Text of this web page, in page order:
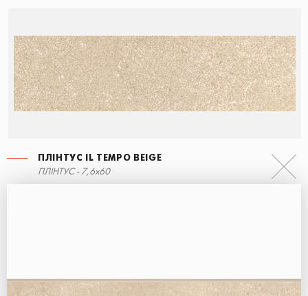
ПЛІНТУС IL TEMPO BEIGE
ПЛІНТУС - 7,6x60
СХОДИНКА КУТОВА ПРАВА
30x34,5
ПЛІНТУС IL TEMPO NERO
7,6x60